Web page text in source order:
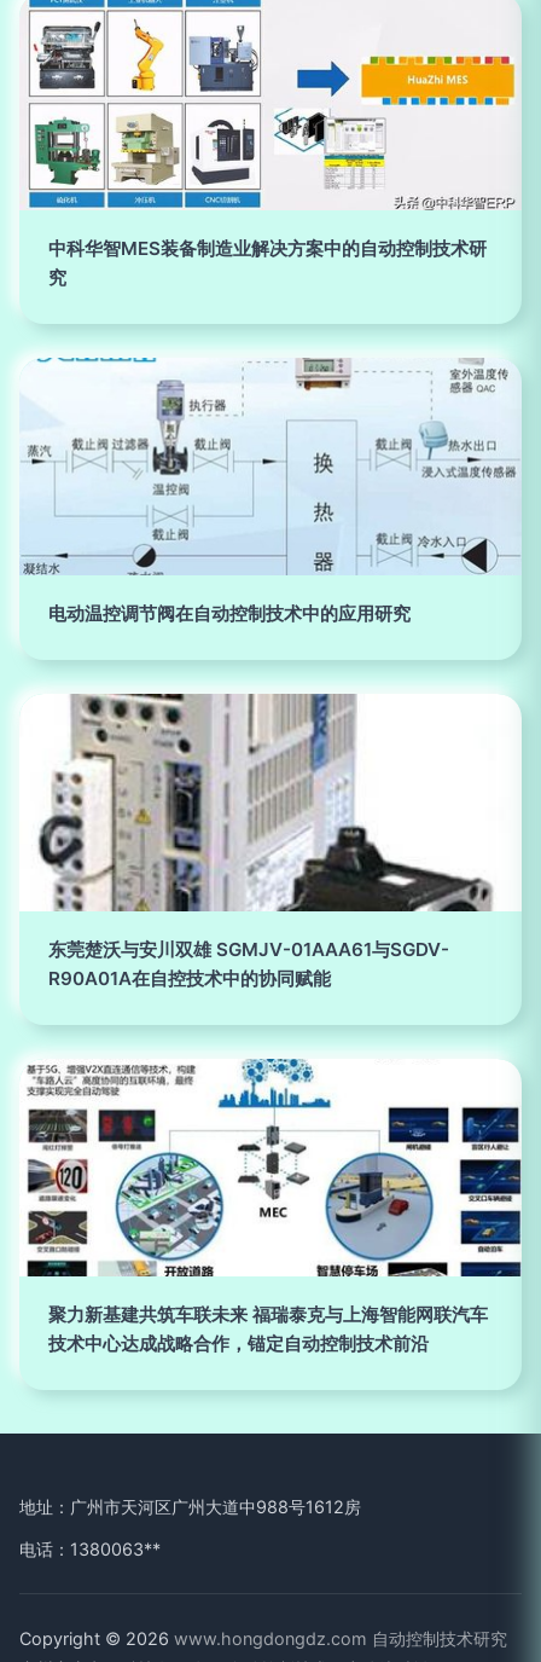
中科华智MES装备制造业解决方案中的自动控制技术研
究
电动温控调节阀在自动控制技术中的应用研究
东莞楚沃与安川双雄 SGMJV-01AAA61与SGDV-
R90A01A在自控技术中的协同赋能
聚力新基建共筑车联未来 福瑞泰克与上海智能网联汽车
技术中心达成战略合作，锚定自动控制技术前沿
地址：广州市天河区广州大道中988号1612房
电话：1380063**
Copyright © 2026 www.hongdongdz.com 自动控制技术研究